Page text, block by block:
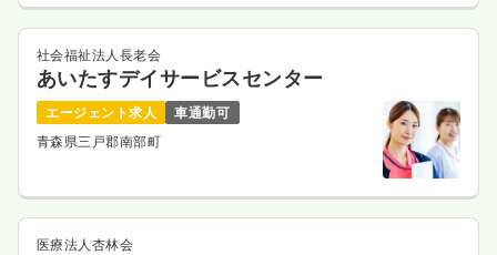
社会福祉法人長老会
あいたすデイサービスセンター
エージェント求人
車通勤可
青森県三戸郡南部町
医療法人杏林会